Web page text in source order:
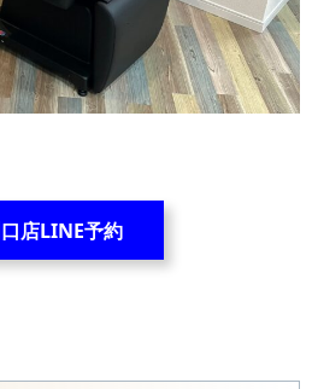
店LINE予約